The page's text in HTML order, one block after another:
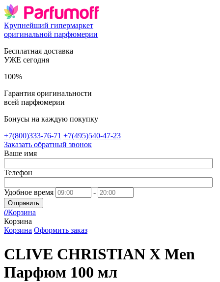
Крупнейший гипермаркет
оригинальной парфюмерии
Бесплатная доставка
УЖЕ сегодня
100%
Гарантия оригинальности
всей парфюмерии
Бонусы на каждую покупку
+7(800)333-76-71 +7(495)540-47-23
Заказать обратный звонок
Ваше имя
Телефон
Удобное время -
Отправить
0Корзина
Корзина
Корзина Оформить заказ
CLIVE CHRISTIAN X Men
Парфюм 100 мл